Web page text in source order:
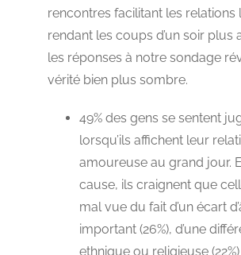
rencontres facilitant les relations
rendant les coups d’un soir plus
les réponses à notre sondage
vérité bien plus sombre.
49% des gens se sentent
lorsqu’ils affichent leur
amoureuse au grand jour.
cause, ils craignent que
mal vue du fait d’un écart
important (26%), d’une
ethnique ou religieuse